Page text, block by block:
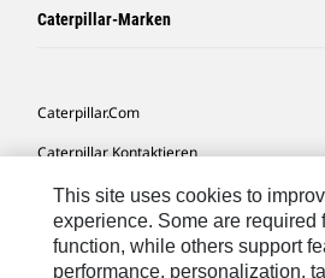
Caterpillar-Marken
Caterpillar.com
Caterpillar Kontaktieren
Meine Marketing-Präferenzen
Seitenübersicht
Cookie Settings
This site uses cookies to
experience. Some are required
function, while others support
performance, personalization,